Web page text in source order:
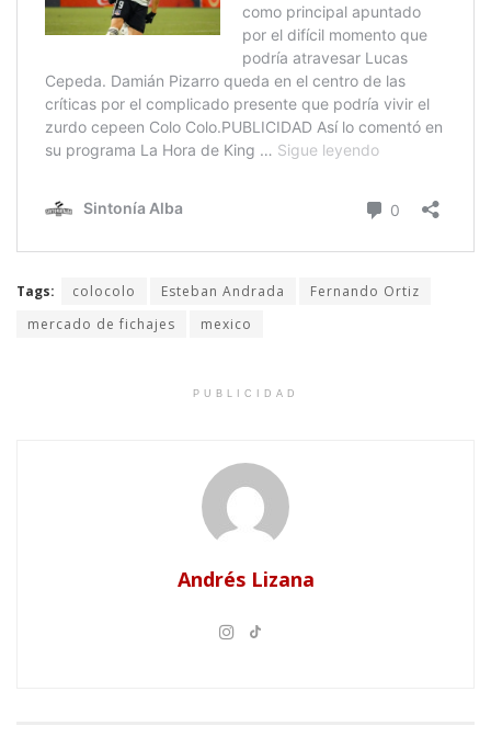
Tags: colocolo Esteban Andrada
Fernando Ortiz
mercado de fichajes
mexico
PUBLICIDAD
Andrés Lizana